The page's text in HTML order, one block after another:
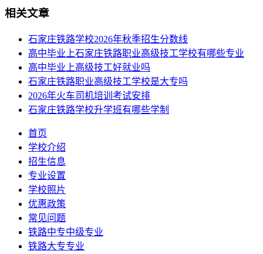
相关文章
石家庄铁路学校2026年秋季招生分数线
高中毕业上石家庄铁路职业高级技工学校有哪些专业
高中毕业上高级技工好就业吗
石家庄铁路职业高级技工学校是大专吗
2026年火车司机培训考试安排
石家庄铁路学校升学班有哪些学制
首页
学校介绍
招生信息
专业设置
学校照片
优惠政策
常见问题
铁路中专中级专业
铁路大专专业